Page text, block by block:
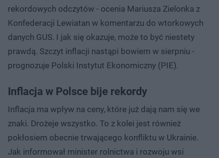
rekordowych odczytów - ocenia Mariusza Zielonka z
Konfederacji Lewiatan w komentarzu do wtorkowych
danych GUS. I jak się okazuje, może to być niestety
prawdą. Szczyt inflacji nastąpi bowiem w sierpniu -
prognozuje Polski Instytut Ekonomiczny (PIE).
Inflacja w Polsce bije rekordy
Inflacja ma wpływ na ceny, które już dają nam się we
znaki. Drożeje wszystko. To z kolei jest również
pokłosiem obecnie trwającego konfliktu w Ukrainie.
Jak informował minister rolnictwa i rozwoju wsi